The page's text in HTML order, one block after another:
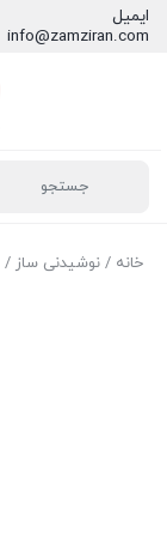
ایمیل
info@zamziran.com
خانه / نوشیدنی ساز /